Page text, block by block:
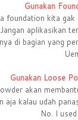
Gunakan
foundation kita
aplikasikan
di bagian yang
Gunakan Loose
akan
aja kalau udah
No. I